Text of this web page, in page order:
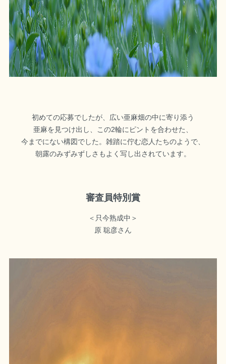
初めての応募でしたが、広い亜麻畑の中に寄り添う
亜麻を見つけ出し、この2輪にピントを合わせた、
今までにない構図でした。雑踏に佇む恋人たちのようで、
朝露のみずみずしさもよく写し出されています。
審査員特別賞
＜只今熟成中＞
原 聡彦さん